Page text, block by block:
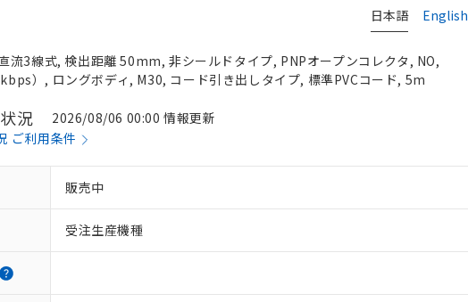
日本語 English
流3線式, 検出距離 50mm, 非シールドタイプ, PNPオープンコレクタ, NO,
）, ロングボディ, M30, コード引き出しタイプ, 標準PVCコード, 5m
況
2026/08/06 00:00 情報更新
ご利用条件
販売中
受注生産機種